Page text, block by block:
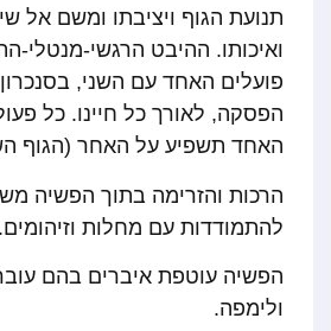
תנועת הגוף ויציבתו ומשם אל
ואיכותו. ההיבט הרגשי-מנטלי-
פועלים האחד עם השני,
הפסקה, לאורך כל חיינו. כל
האחד תשפיע על האחר (הגוף
הרכות והזרימה בתוך הפשיה
להתמודדות עם מחלות וזיהומים.
הפשיה עוטפת איברים בהם
ולימפה.